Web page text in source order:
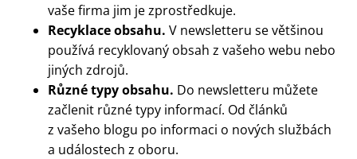
vaše firma jim je zprostředkuje.
Recyklace obsahu. V newsletteru se většinou
používá recyklovaný obsah z vašeho webu nebo
jiných zdrojů.
Různé typy obsahu. Do newsletteru můžete
začlenit různé typy informací. Od článků
z vašeho blogu po informaci o nových službách
a událostech z oboru.